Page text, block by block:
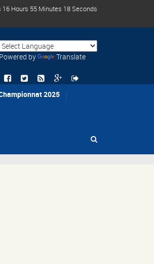
16 Hours 55 Minutes 18 Seconds
Powered by Translate
2025